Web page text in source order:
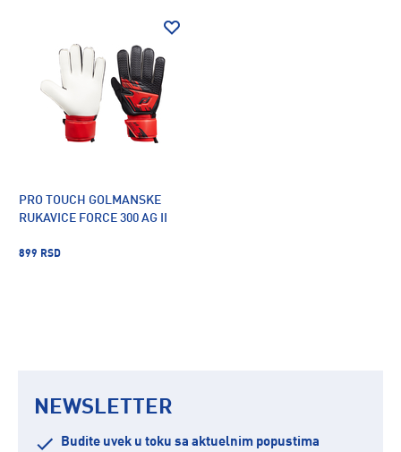
PRO TOUCH GOLMANSKE
RUKAVICE FORCE 300 AG II
899 RSD
NEWSLETTER
Budite uvek u toku sa aktuelnim popustima